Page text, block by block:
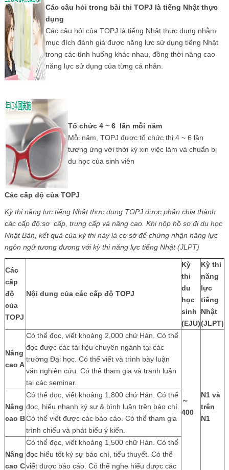
Các câu hỏi trong bài thi TOPJ là tiếng Nhật thực
dụng
Các câu hỏi của TOPJ là tiếng Nhật thực dụng nhằm
mục đích đánh giá được năng lực sử dụng tiếng Nhật
trong các tình huống khác nhau, đồng thời nâng cao
năng lực sử dụng của từng cá nhân.
Tổ chức 4 ~ 6 lần mỗi năm
Mỗi năm, TOPJ được tổ chức thi 4 ~ 6 lần
tương ứng với thời kỳ xin việc làm và chuẩn bị
du học của sinh viên
Các cấp độ của TOPJ
Kỳ thi năng lực tiếng Nhật thực dụng TOPJ được phân chia thành
các cấp độ:sơ cấp, trung cấp và nâng cao. Khi nộp hồ sơ đi du học
Nhật Bản, kết quả của kỳ thi này là cơ sở để chứng nhận năng lực
ngôn ngữ tương đương với kỳ thi năng lực tiếng Nhật (JLPT)
Các
cấp
độ
của
TOPJ
Nội dung của các cấp độ TOPJ
Kỳ
thi
du
học
sinh
(EJU)
Kỳ thi
năng
lực
tiếng
Nhật
(JLPT)
Nâng
cao A
Có thể đọc, viết khoảng 2,000 chứ Hán. Có thể
đọc được các tài liệu chuyên ngành tại các
trường Đại học. Có thể viết và trình bày luận
văn nghiên cứu. Có thể tham gia và tranh luận
tại các seminar.
～
400
N1 và
trên
N1
Nâng
cao B
Có thể đọc, viết khoảng 1,800 chứ Hán. Có thể
đọc, hiểu nhanh ký sự & bình luận trên báo chí.
Có thể viết được các báo cáo. Có thể tham gia
trình chiếu và phát biểu ý kiến.
Nâng
cao C
Có thể đọc, viết khoảng 1,500 chữ Hán. Có thể
đọc hiểu tốt ký sự báo chí, tiểu thuyết. Có thể
viết được báo cáo. Có thể nghe hiểu được các